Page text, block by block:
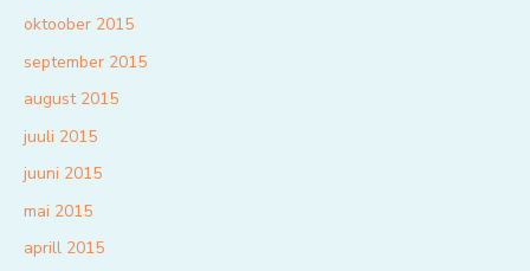
oktoober 2015
september 2015
august 2015
juuli 2015
juuni 2015
mai 2015
aprill 2015